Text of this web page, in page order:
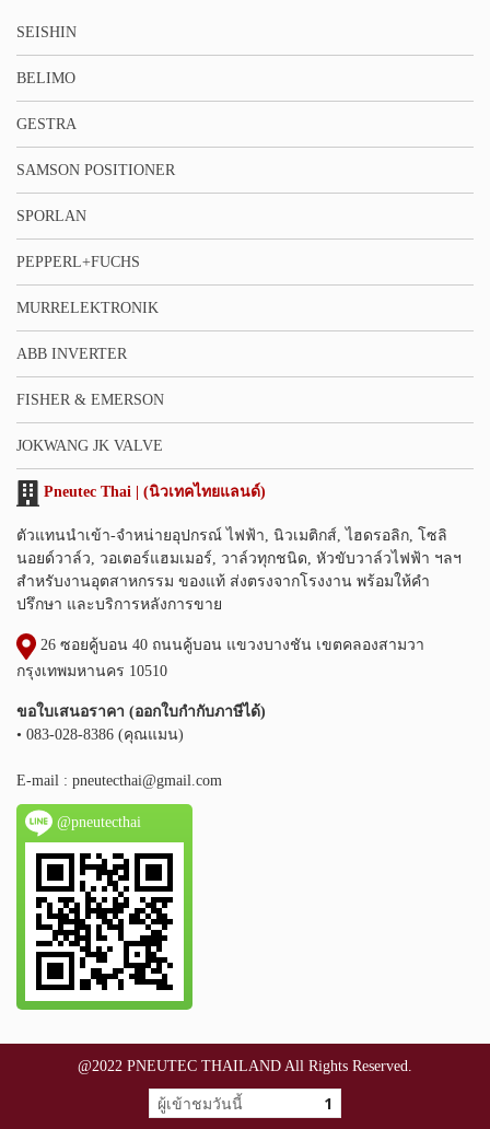
SEISHIN
BELIMO
GESTRA
SAMSON POSITIONER
SPORLAN
PEPPERL+FUCHS
MURRELEKTRONIK
ABB INVERTER
FISHER & EMERSON
JOKWANG JK VALVE
Pneutec Thai | (นิวเทคไทยแลนด์)
ตัวแทนนำเข้า-จำหน่ายอุปกรณ์ ไฟฟ้า, นิวเมติกส์, ไฮดรอลิก, โซลิ
นอยด์วาล์ว, วอเตอร์แฮมเมอร์, วาล์วทุกชนิด, หัวขับวาล์วไฟฟ้า ฯลฯ
สำหรับงานอุตสาหกรรม ของแท้ ส่งตรงจากโรงงาน พร้อมให้คำ
ปรึกษา และบริการหลังการขาย
26 ซอยคู้บอน 40 ถนนคู้บอน แขวงบางชัน เขตคลองสามวา
กรุงเทพมหานคร 10510
ขอใบเสนอราคา (ออกใบกำกับภาษีได้)
• 083-028-8386 (คุณแมน)
E-mail : pneutecthai@gmail.com
@pneutecthai
@2022 PNEUTEC THAILAND All Rights Reserved.
ผู้เข้าชมวันนี้ 1